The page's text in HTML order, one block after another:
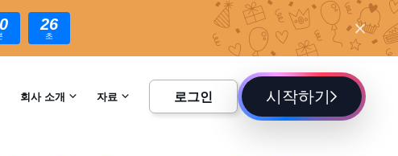
24
초
회사 소개 자료 로그인 시작하기